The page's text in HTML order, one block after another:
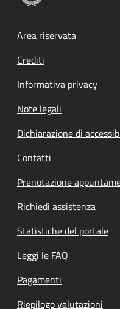
Footer menu
Area riservata
Crediti
Informativa privacy
Note legali
Dichiarazione di
Contatti
Prenotazione
Richiedi assistenza
Statistiche del portale
Leggi le FAQ
Pagamenti
Riepilogo valutazioni